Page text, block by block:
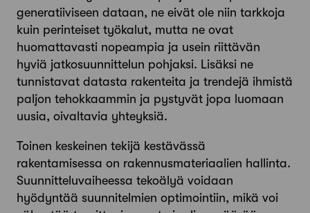
generatiiviseen dataan, ne eivät ole niin tarkkoja
kuin perinteiset työkalut, mutta ne ovat
huomattavasti nopeampia ja usein riittävän
hyviä jatkosuunnittelun pohjaksi. Lisäksi ne
tunnistavat datasta rakenteita ja trendejä ihmistä
paljon tehokkaammin ja pystyvät jopa luomaan
uusia, oivaltavia yhteyksiä.
Toinen keskeinen tekijä kestävässä
rakentamisessa on rakennusmateriaalien hallinta.
Suunnitteluvaiheessa tekoälyä voidaan
hyödyntää suunnitelmien optimointiin, mikä voi